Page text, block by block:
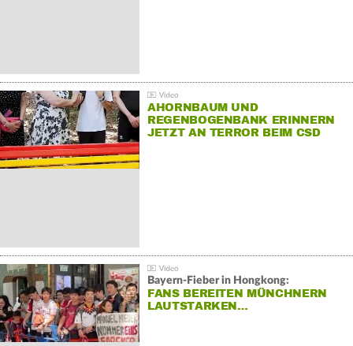
AHORNBAUM UND
REGENBOGENBANK ERINNERN
JETZT AN TERROR BEIM CSD
Bayern-Fieber in Hongkong:
FANS BEREITEN MÜNCHNERN
LAUTSTARKEN…